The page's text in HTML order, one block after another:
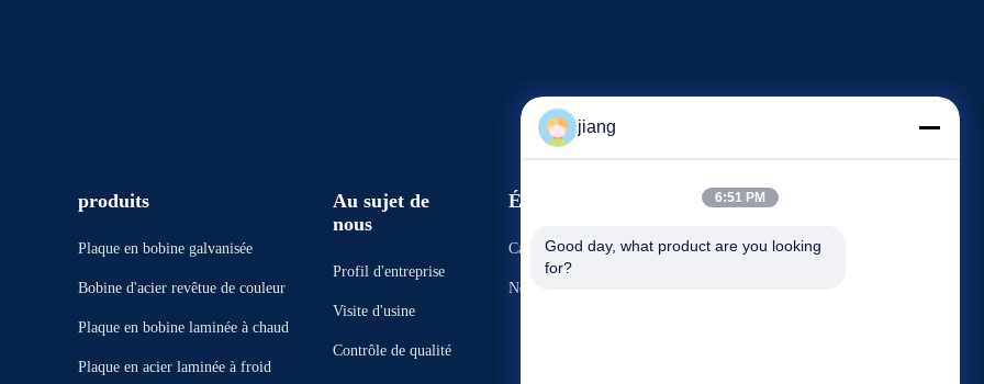
produits
Plaque en bobine galvanisée
Bobine d'acier revêtue de couleur
Plaque en bobine laminée à chaud
Plaque en acier laminée à froid
Au sujet de
nous
Profil d'entreprise
Visite d'usine
Contrôle de qualité
Événements
Cas
Nouvelles
jiang
6:51 PM
Good day, what product are you looking
for?